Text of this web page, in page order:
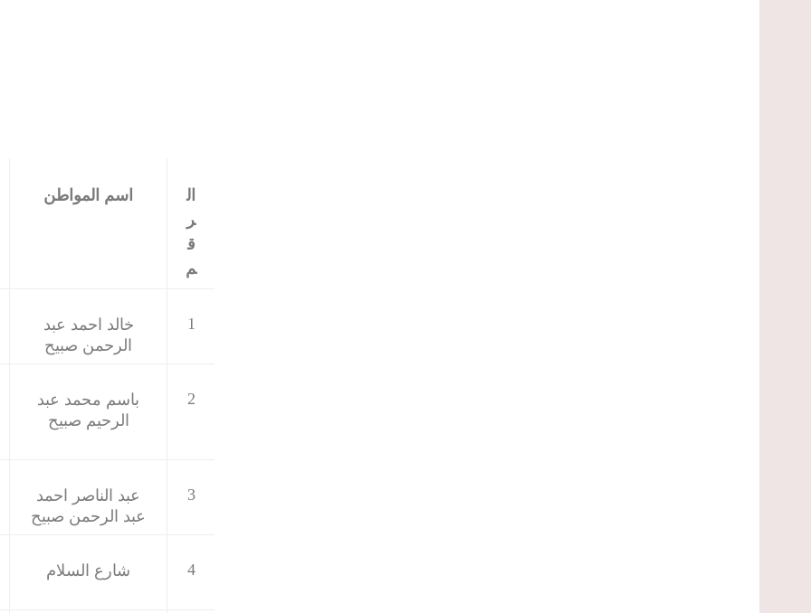
ال
ر
ق
م
اسم المواطن
1
خالد احمد عبد
الرحمن صبيح
2
باسم محمد عبد
الرحيم صبيح
3
عبد الناصر احمد
عبد الرحمن صبيح
4 شارع السلام